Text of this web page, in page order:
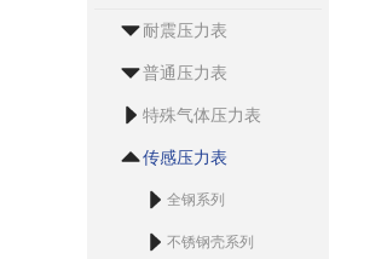
耐震压力表
普通压力表
特殊气体压力表
传感压力表
全钢系列
不锈钢壳系列